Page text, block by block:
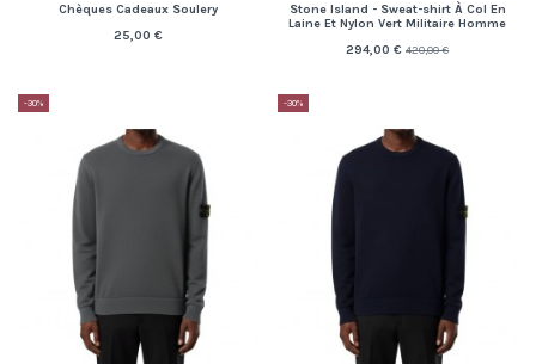
Chèques Cadeaux Soulery
25,00 €
Stone Island - Sweat-shirt À Col En
Laine Et Nylon Vert Militaire Homme
294,00 €420,00 €
-30% -30%